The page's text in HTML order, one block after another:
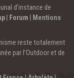
d’instance de
| Forum
Mentions
reste totalement
par l’Outdoor et de